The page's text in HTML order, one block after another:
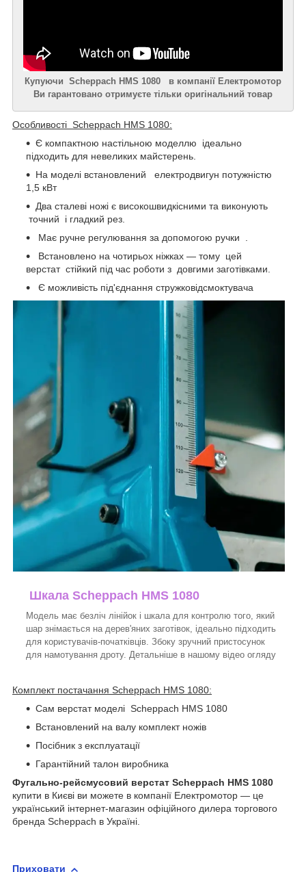
Купуючи Scheppach HMS 1080 в компанії Електромотор
Ви гарантовано отримуєте тільки оригінальний товар
Особливості Scheppach HMS 1080:
Є компактною настільною моделлю ідеально
підходить для невеликих майстерень.
На моделі встановлений електродвигун потужністю
1,5 кВт
Два сталеві ножі є високошвидкісними та виконують
точний і гладкий рез.
Має ручне регулювання за допомогою ручки .
Встановлено на чотирьох ніжках — тому цей
верстат стійкий під час роботи з довгими заготівками.
Є можливість під'єднання стружковідсмоктувача
Шкала Scheppach HMS 1080
Модель має безліч лінійок і шкала для контролю того, який
шар знімається на дерев'яних заготівок, ідеально підходить
для користувачів-початківців. Збоку зручний пристосунок
для намотування дроту. Детальніше в нашому відео огляду
Комплект постачання Scheppach HMS 1080:
Сам верстат моделі Scheppach HMS 1080
Встановлений на валу комплект ножів
Посібник з експлуатації
Гарантійний талон виробника
Фугально-рейсмусовий верстат Scheppach HMS 1080
купити в Києві ви можете в компанії Електромотор — це
український інтернет-магазин офіційного дилера торгового
бренда Scheppach в Україні.
Приховати